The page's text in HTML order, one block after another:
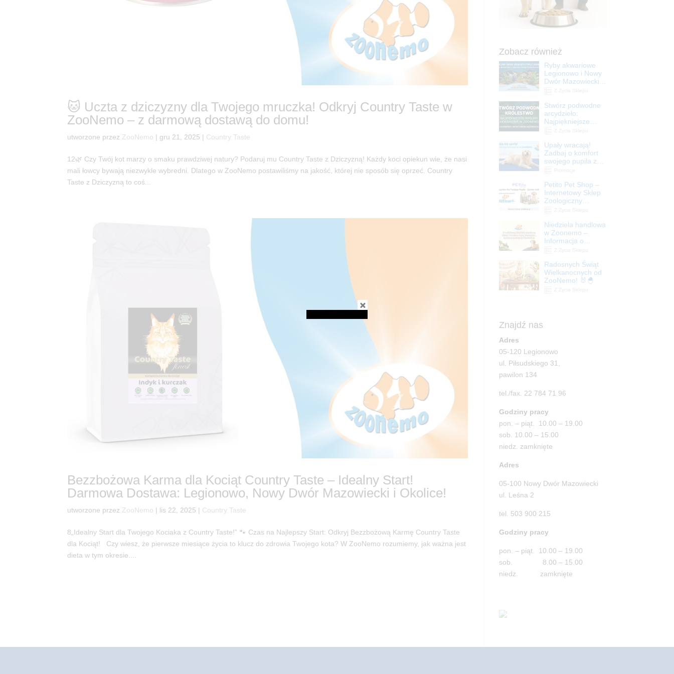
🐱 Uczta z dziczyzny dla Twojego mruczka! Odkryj Country Taste w
ZooNemo – z darmową dostawą do domu!
utworzone przez ZooNemo | gru 21, 2025 | Country Taste
12🌿 Czy Twój kot marzy o smaku prawdziwej natury? Podaruj mu Country Taste z Dziczyzną! Każdy koci opiekun wie, że nasi
mali łowcy bywają niezwykle wybredni. Dlatego w ZooNemo postawiliśmy na jakość, której nie sposób się oprzeć. Country
Taste z Dziczyzną to coś...
Bezzbożowa Karma dla Kociąt Country Taste – Idealny Start!
Darmowa Dostawa: Legionowo, Nowy Dwór Mazowiecki i Okolice!
utworzone przez ZooNemo | lis 22, 2025 | Country Taste
8„Idealny Start dla Twojego Kociaka z Country Taste!” 🐾 Czas na Najlepszy Start: Odkryj Bezzbożową Karmę Country Taste
dla Kociąt! Czy wiesz, że pierwsze miesiące życia to klucz do zdrowia Twojego kota? W ZooNemo rozumiemy, jak ważna jest
dieta w tym okresie....
Zobacz również
Ryby akwariowe
Legionowo i Nowy
Dwór Mazowiecki –
Stwórz podwodne
arcydzieło:
Najpiękniejsze
Legionowo i Nowy
Dwór Mazowiecki
Upały wracają!
Zadbaj o komfort
swojego pupila z
ZooNemo
Petito Pet Shop –
Internetowy Sklep
Zoologiczny
| ZooNemo
Niedziela handlowa
w Zoonemo –
Informacja o
Radosnych Świąt
Wielkanocnych od
ZooNemo! 🐰🐣
Znajdź nas
Adres
05-120 Legionowo
ul. Piłsudskiego 31,
pawilon 134
tel./fax. 22 784 71 96
Godziny pracy
pon. – piąt. 10.00 – 19.00
sob. 10.00 – 15.00
niedz. zamknięte
Adres
05-100 Nowy Dwór Mazowiecki
ul. Leśna 2
tel. 503 900 215
Godziny pracy
pon. – piąt. 10.00 – 19.00
sob. 8.00 – 15.00
niedz. zamknięte